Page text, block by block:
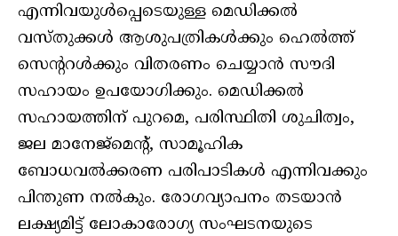
എന്നിവയുള്‍പ്പെടെയുള്ള മെഡിക്കല്‍
വസ്തുക്കള്‍ ആശുപത്രികള്‍ക്കും ഹെല്‍ത്ത്
സെന്ററള്‍ക്കും വിതരണം ചെയ്യാന്‍ സൗദി
സഹായം ഉപയോഗിക്കും. മെഡിക്കല്‍
സഹായത്തിന് പുറമെ, പരിസ്ഥിതി ശുചിത്വം,
ജല മാനേജ്‌മെന്റ്, സാമൂഹിക
ബോധവല്‍ക്കരണ പരിപാടികള്‍ എന്നിവക്കും
പിന്തുണ നല്‍കും. രോഗവ്യാപനം തടയാന്‍
ലക്ഷ്യമിട്ട് ലോകാരോഗ്യ സംഘടനയുടെ